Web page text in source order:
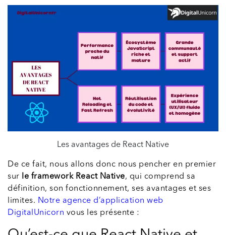
Les avantages de React Native
De ce fait, nous allons donc nous pencher en premier
sur
le framework React Native, qui comprend sa
définition, son fonctionnement, ses avantages et ses
limites. Notre agence d’application web
DigitalUnicorn vous les présente :